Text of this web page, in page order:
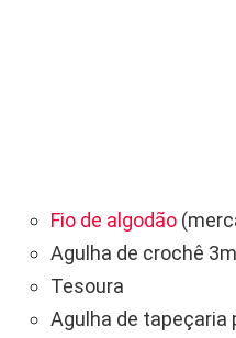
Fio de algodão
Agulha de crochê
Tesoura
Agulha de tapeçaria